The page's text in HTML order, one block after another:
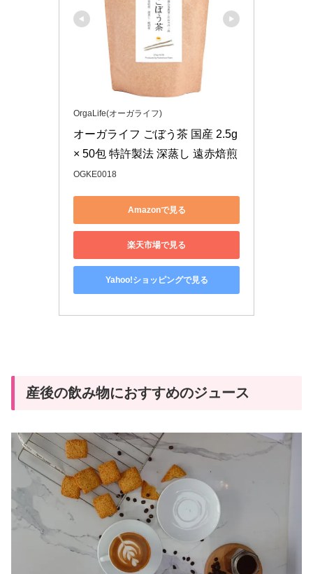
OrgaLife(オーガライフ)
オーガライフ ごぼう茶 国産 2.5g
× 50包 特許製法 深蒸し 遠赤焙煎
OGKE0018
Amazonで見る
楽天市場で見る
Yahoo!ショッピングで見る
産後の飲み物におすすめのジュース